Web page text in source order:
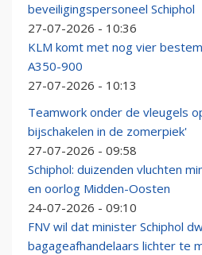
beveiligingspersoneel Schiphol
27-07-2026 - 10:36
KLM komt met nog vier
A350-900
27-07-2026 - 10:13
Teamwork onder de vleugels
bijschakelen in de zomerpiek'
27-07-2026 - 09:58
Schiphol: duizenden vluchten
en oorlog Midden-Oosten
24-07-2026 - 09:10
FNV wil dat minister Schiphol
bagageafhandelaars lichter te